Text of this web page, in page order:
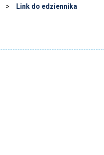
> Link do edziennika